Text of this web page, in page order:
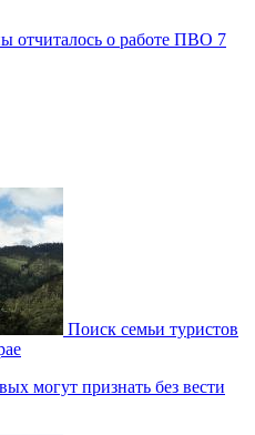
о работе ПВО 7
Поиск семьи туристов
могут признать без вести